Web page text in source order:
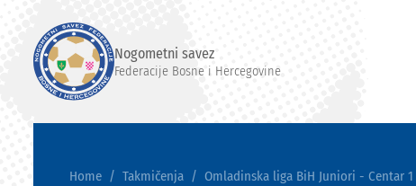
Nogometni savez
Federacije Bosne i Hercegovine
Home Takmičenja Omladinska liga BiH Juniori - Centar 1